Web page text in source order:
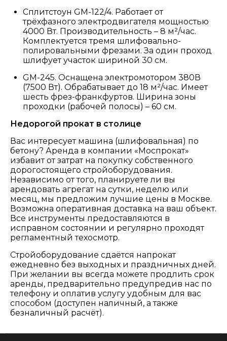
Сплитстоун GM-122/4. Работает от
трёхфазного электродвигателя мощностью
4000 Вт. Производительность – 8 м²/час.
Комплектуется тремя шлифовально-
полировальными фрезами. За один проход
шлифует участок шириной 30 см.
GM-245. Оснащена электромотором 380В
(7500 Вт). Обрабатывает до 18 м²/час. Имеет
шесть фрез-франкфуртов. Ширина зоны
проходки (рабочей полосы) – 60 см.
Недорогой прокат в столице
Вас интересует машина (шлифовальная) по
бетону? Аренда в компании «Моспрокат»
избавит от затрат на покупку собственного
дорогостоящего стройоборудования.
Независимо от того, планируете ли вы
арендовать агрегат на сутки, неделю или
месяц, мы предложим лучшие цены в Москве.
Возможна оперативная доставка на ваш объект.
Все инструменты предоставляются в
исправном состоянии и регулярно проходят
регламентный техосмотр.
Стройоборудование сдаётся напрокат
ежедневно без выходных и праздничных дней.
При желании вы всегда можете продлить срок
аренды, предварительно предупредив нас по
телефону и оплатив услугу удобным для вас
способом (доступен наличный, а также
безналичный расчёт).